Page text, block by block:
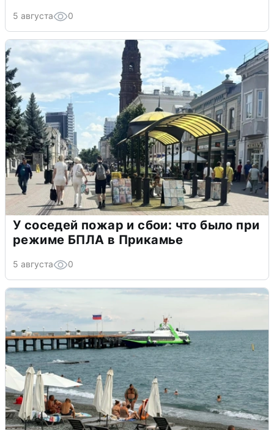
5 августа 0
У соседей пожар и сбои: что было при
режиме БПЛА в Прикамье
5 августа 0